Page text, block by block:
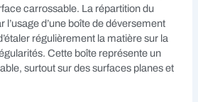
carrossable. La répartition du
l’usage d’une boîte de déversement
régulièrement la matière sur la
Cette boîte représente un
surtout sur des surfaces planes et